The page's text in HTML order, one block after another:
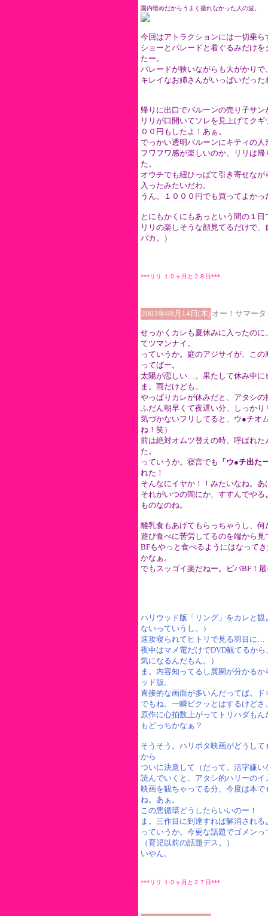
園内暗めだからうまく撮れなかった人の波。
今回はアトラクションには一切乗
ショーとパレードと着ぐるみだけ
たー。
パレードが狭いながらも大がかり
キレイなお姉さんがいっぱいだっ
帰りに出口でバルーンの売り子サ
リリが口開いてソレを見上げてク
００円もしたよ！あぁ。
でっかい透明バルーンにキティの人
フワフワ感が楽しいのか、リリは
た。
オウチでも紐ひっぱて引き寄せな
入ったみたいだわ。
うん。１０００円でも買ってよか
とにもかくにもあっという間の１
リリの楽しそうな顔見てるだけで
バカ。）
***リリ １０ヶ月と２８日***
2003年08月14日(木) オー！サマー
せっかくカレも夏休みに入ったの
てツマンナイ。
っていうか。庭のアジサイが、こ
ってばー。
太陽が恋しい…。果たして休み中に
ま。雨だけども。
やっぱりカレが休みだと、アタシ
ふだん朝早くて夜遅い分、しっか
気づかないフリしてると、ウ●チオ
ね！笑）
前は絶対オムツ替えの時、呼ばれ
た。
っていうか。寝言でも 「ウ●チ出た
れた！
そんなにイヤか！！みたいなね。あ
それがいつの間にか、すすんでや
ものなのね。
離乳食もあげてもらっちゃうし、
遊び食べに苦労してるのを端から
BFもやっと食べるようにはなって
かなぁ。
でもスッゴイ楽だねー。ビバBF！
ハリウッド版「リング」をカレと
ないっていうし。）
速攻寝られてヒトリで見る羽目に…
夜中はマメ電だけでDVD観てるか
気になるんだもん。）
ま。内容知ってるし展開が分かる
ッド版。
直接的な画面が多いんだってば。ド
でもね。一瞬ビクッとはするけど
原作に心拍数上がってトリハダも
もどっちかなぁ？
そうそう。ハリポタ映画がどうし
から
ついに決意して（だって。活字嫌
読んでいくと、アタシ的ハリーの
映画を観ちゃってる分、今度は本
ね。あぁ。
この悪循環どうしたらいいのー！
ま。三作目に到達すれば解消される
っていうか。今更な話題でゴメン
（育児以前の話題デス。）
いやん。
***リリ １０ヶ月と２７日***